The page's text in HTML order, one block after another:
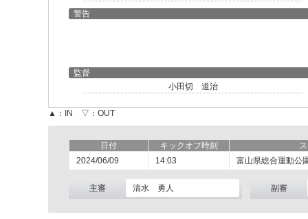
警告
監督
小田切 道治
▲：IN ▽：OUT
日付 キックオフ時刻
2024/06/09
14:03 富山県総合運動公
主審 清水 勇人 副審